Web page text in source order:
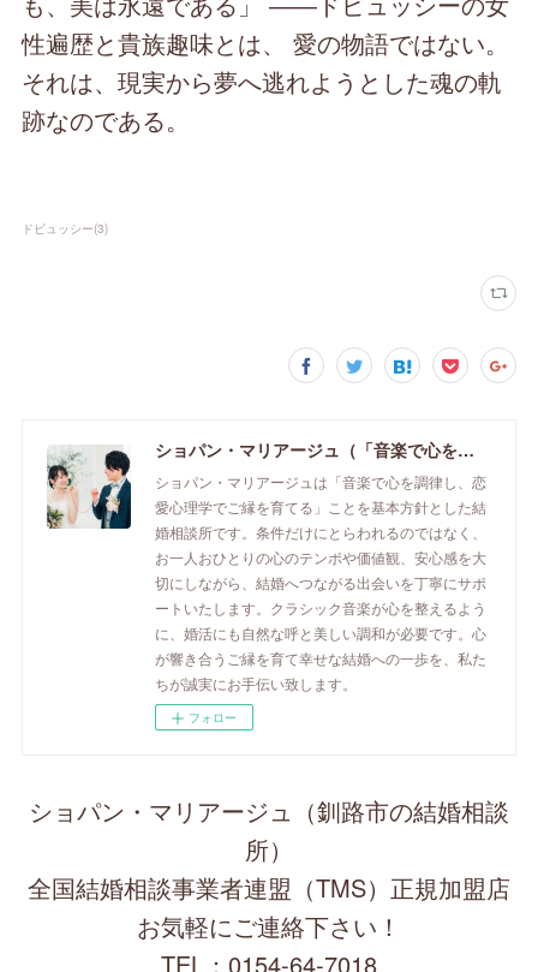
性遍歴と貴族趣味とは、 愛の物語ではない。
それは、現実から夢へ逃れようとした魂の軌
跡なのである。
ドビュッシー(3)
ショパン・マリアージュ（「音楽で心を調律し恋愛心理学でご縁を育てる」釧路市の結婚相談所）/ 全国結婚相談事業者連盟正規加盟店 / cherry-piano.com
ショパン・マリアージュは「音楽で心を調律し、恋
愛心理学でご縁を育てる」ことを基本方針とした結
婚相談所です。条件だけにとらわれるのではなく、
お一人おひとりの心のテンポや価値観、安心感を大
切にしながら、結婚へつながる出会いを丁寧にサポ
ートいたします。クラシック音楽が心を整えるよう
に、婚活にも自然な呼と美しい調和が必要です。心
が響き合うご縁を育て幸せな結婚への一歩を、私た
ちが誠実にお手伝い致します。
フォロー
ショパン・マリアージュ（釧路市の結婚相談
所）
全国結婚相談事業者連盟（TMS）正規加盟店
お気軽にご連絡下さい！
TEL：0154-64-7018